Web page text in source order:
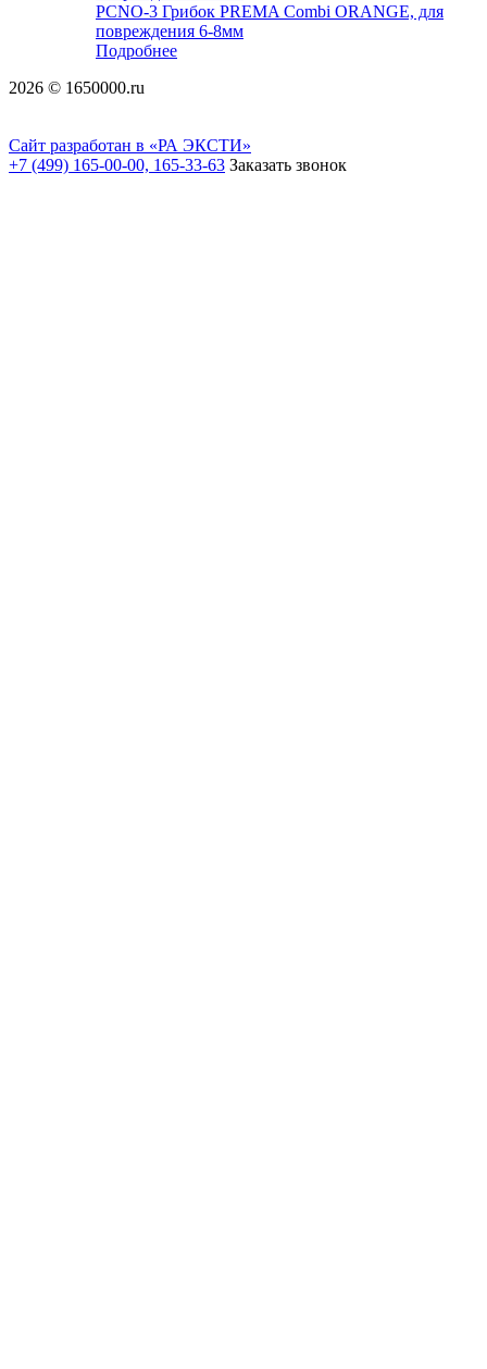
PCNO-3 Грибок PREMA Combi ORANGE, для
повреждения 6-8мм
Подробнее
2026 © 1650000.ru
Сайт разработан в «РА ЭКСТИ»
+7 (499) 165-00-00, 165-33-63 Заказать звонок